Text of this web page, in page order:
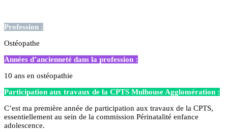
Profession :
Ostéopathe
Années d’ancienneté dans la profession :
10 ans en ostéopathie
Participation aux travaux de la CPTS Mulhouse Agglomération :
C’est ma première année de participation aux travaux de la CPTS,
essentiellement au sein de la commission Périnatalité enfance
adolescence.